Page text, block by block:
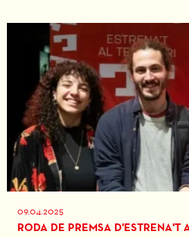
09.04.2025
RODA DE PREMSA D'ESTRENA'T